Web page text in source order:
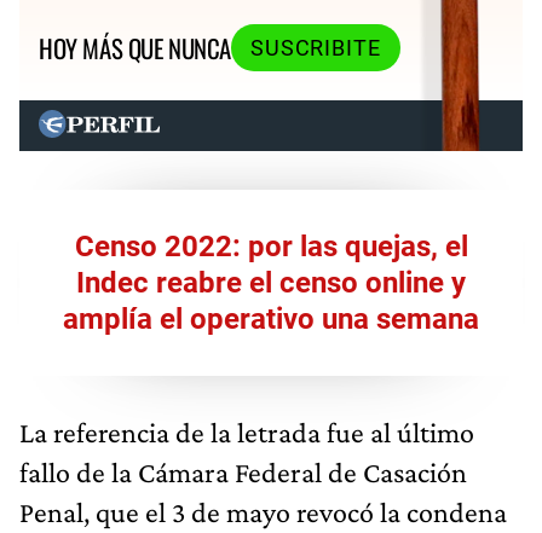
HOY MÁS QUE NUNCA
SUSCRIBITE
Censo 2022: por las quejas, el
Indec reabre el censo online y
amplía el operativo una semana
La referencia de la letrada fue al último
fallo de la Cámara Federal de Casación
Penal, que el 3 de mayo revocó la condena